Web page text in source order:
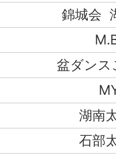
錦城会
盆ダンス
湖南
石部